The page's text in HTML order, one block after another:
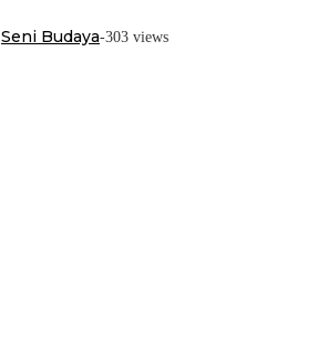
Seni Budaya-303 views